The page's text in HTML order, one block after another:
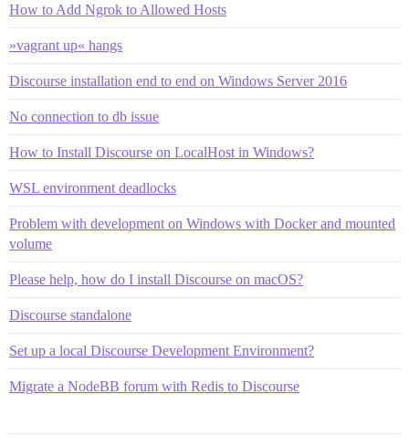
How to Add Ngrok to Allowed Hosts
»vagrant up« hangs
Discourse installation end to end on Windows Server 2016
No connection to db issue
How to Install Discourse on LocalHost in Windows?
WSL environment deadlocks
Problem with development on Windows with Docker and mounted
volume
Please help, how do I install Discourse on macOS?
Discourse standalone
Set up a local Discourse Development Environment?
Migrate a NodeBB forum with Redis to Discourse